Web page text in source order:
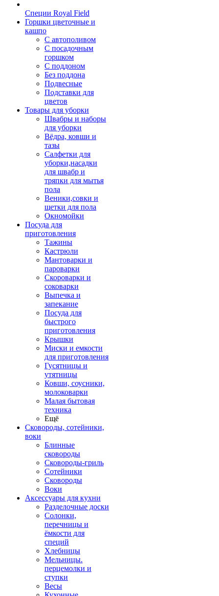
Специи Royal Field
Горшки цветочные и
кашпо
С автополивом
С посадочным
горшком
С поддоном
Без поддона
Подвесные
Подставки для
цветов
Товары для уборки
Швабры и наборы
для уборки
Вёдра, ковши и
тазы
Салфетки для
уборки,насадки
для швабр и
тряпки для мытья
пола
Веники,совки и
щетки для пола
Окномойки
Посуда для
приготовления
Тажины
Кастрюли
Мантоварки и
пароварки
Скороварки и
соковарки
Выпечка и
запекание
Посуда для
быстрого
приготовления
Крышки
Миски и емкости
для приготовления
Гусятницы и
утятницы
Ковши, соусники,
молоковарки
Малая бытовая
техника
Ещё
Сковороды, сотейники,
воки
Блинные
сковороды
Сковороды-гриль
Сотейники
Сковороды
Воки
Аксессуары для кухни
Разделочные доски
Солонки,
перечницы и
ёмкости для
специй
Хлебницы
Мельницы.
перцемолки и
ступки
Весы